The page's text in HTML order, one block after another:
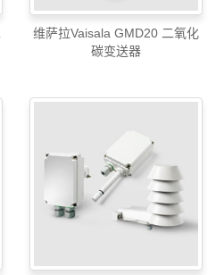
维萨拉Vaisala GMD20 二氧化
碳变送器